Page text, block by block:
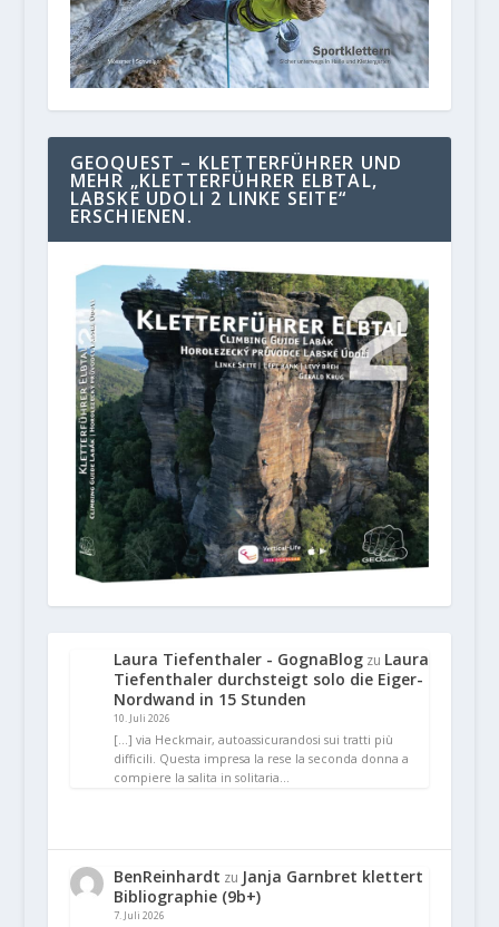
GEOQUEST – KLETTERFÜHRER UND
MEHR „KLETTERFÜHRER ELBTAL,
LABSKE UDOLI 2 LINKE SEITE“
ERSCHIENEN.
Laura Tiefenthaler - GognaBlogzu Laura
Tiefenthaler durchsteigt solo die Eiger-
Nordwand in 15 Stunden
10. Juli 2026
[…] via Heckmair, autoassicurandosi sui tratti più
difficili. Questa impresa la rese la seconda donna a
compiere la salita in solitaria…
BenReinhardt zu Janja Garnbret klettert
Bibliographie (9b+)
7. Juli 2026